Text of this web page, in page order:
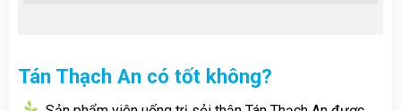
Tán Thạch An có tốt không?